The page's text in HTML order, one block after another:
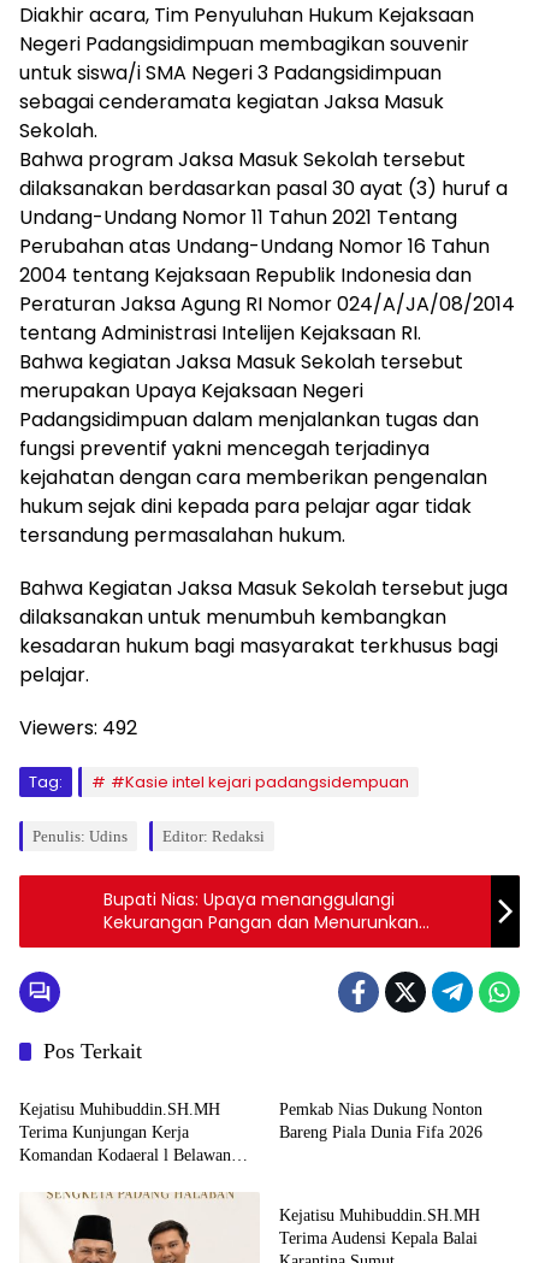
Diakhir acara, Tim Penyuluhan Hukum Kejaksaan
Negeri Padangsidimpuan membagikan souvenir
untuk siswa/i SMA Negeri 3 Padangsidimpuan
sebagai cenderamata kegiatan Jaksa Masuk
Sekolah.
Bahwa program Jaksa Masuk Sekolah tersebut
dilaksanakan berdasarkan pasal 30 ayat (3) huruf a
Undang-Undang Nomor 11 Tahun 2021 Tentang
Perubahan atas Undang-Undang Nomor 16 Tahun
2004 tentang Kejaksaan Republik Indonesia dan
Peraturan Jaksa Agung RI Nomor 024/A/JA/08/2014
tentang Administrasi Intelijen Kejaksaan RI.
Bahwa kegiatan Jaksa Masuk Sekolah tersebut
merupakan Upaya Kejaksaan Negeri
Padangsidimpuan dalam menjalankan tugas dan
fungsi preventif yakni mencegah terjadinya
kejahatan dengan cara memberikan pengenalan
hukum sejak dini kepada para pelajar agar tidak
tersandung permasalahan hukum.
Bahwa Kegiatan Jaksa Masuk Sekolah tersebut juga
dilaksanakan untuk menumbuh kembangkan
kesadaran hukum bagi masyarakat terkhusus bagi
pelajar.
Viewers: 492
Tag: #Kasie intel kejari padangsidempuan
Penulis: Udins Editor: Redaksi
Bupati Nias: Upaya menanggulangi
Kekurangan Pangan dan Menurunkan
Stunting
Pos Terkait
Uncategorized
Kejatisu Muhibuddin.SH.MH
Terima Kunjungan Kerja
Komandan Kodaeral l Belawan
Septiana .SIP.MAP
Pemkab Nias Dukung Nonton
Bareng Piala Dunia Fifa 2026
Kejatisu Muhibuddin.SH.MH
Terima Audensi Kepala Balai